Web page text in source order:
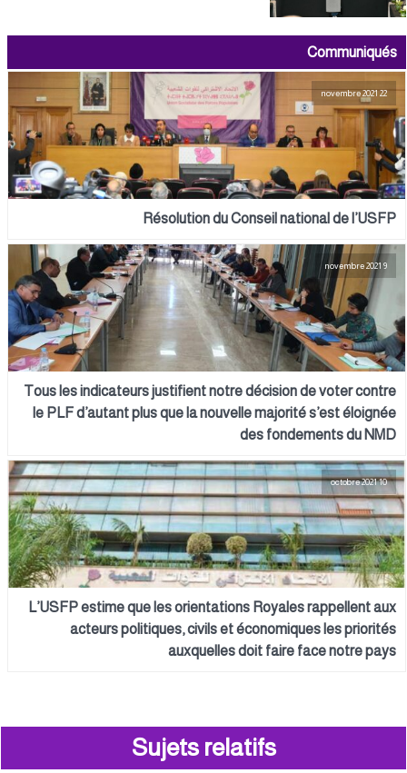
Communiqués
22 novembre 2021
Résolution du Conseil national de l’USFP
Tous les indicateurs justifient notre décision de voter contre
le PLF d’autant plus que la nouvelle majorité s’est éloignée
des fondements du NMD
10 octobre 2021
L’USFP estime que les orientations Royales rappellent aux
acteurs politiques, civils et économiques les priorités
auxquelles doit faire face notre pays
Sujets relatifs